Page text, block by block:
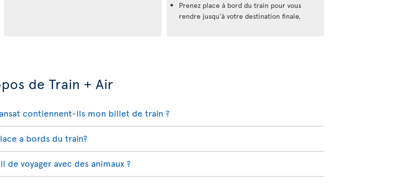
Prenez place à bord du train pour vous
rendre jusqu’à votre destination finale.
de Train + Air
contiennent-ils mon billet de train ?
a bords du train?
voyager avec des animaux ?